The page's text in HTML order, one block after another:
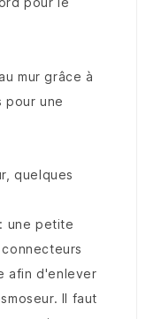
mur grâce à
pour une
quelques
une petite
afin d'enlever
Il faut